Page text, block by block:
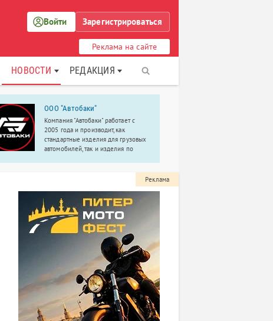
Войти Зарегистрироваться
Реклама на сайте
НОВОСТИ РЕДАКЦИЯ
ООО "Автобаки"
Компания "Автобаки" работает с
2005 года и производит, как
стандартные изделия для грузовых
автомобилей, так и изделия по
Реклама